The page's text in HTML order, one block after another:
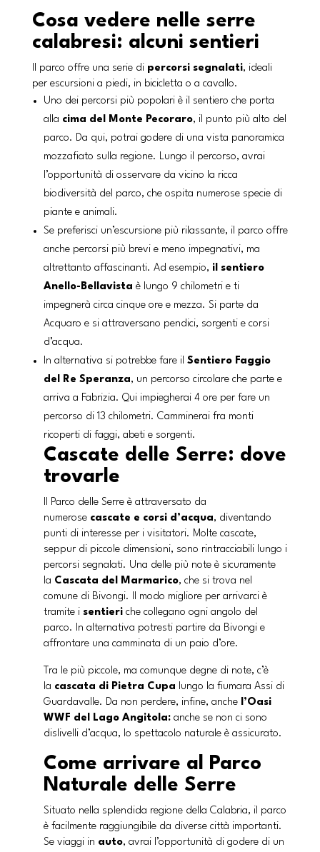
Cosa vedere nelle serre
calabresi: alcuni sentieri
Il parco offre una serie di percorsi segnalati, ideali
per escursioni a piedi, in bicicletta o a cavallo.
Uno dei percorsi più popolari è il sentiero che porta
alla cima del Monte Pecoraro, il punto più alto del
parco. Da qui, potrai godere di una vista panoramica
mozzafiato sulla regione. Lungo il percorso, avrai
l’opportunità di osservare da vicino la ricca
biodiversità del parco, che ospita numerose specie di
piante e animali.
Se preferisci un’escursione più rilassante, il parco offre
anche percorsi più brevi e meno impegnativi, ma
altrettanto affascinanti. Ad esempio, il sentiero
Anello-Bellavista è lungo 9 chilometri e ti
impegnerà circa cinque ore e mezza. Si parte da
Acquaro e si attraversano pendici, sorgenti e corsi
d’acqua.
In alternativa si potrebbe fare il Sentiero Faggio
del Re Speranza, un percorso circolare che parte e
arriva a Fabrizia. Qui impiegherai 4 ore per fare un
percorso di 13 chilometri. Camminerai fra monti
ricoperti di faggi, abeti e sorgenti.
Cascate delle Serre: dove
trovarle
Il Parco delle Serre è attraversato da
numerose cascate e corsi d’acqua, diventando
punti di interesse per i visitatori. Molte cascate,
seppur di piccole dimensioni, sono rintracciabili lungo i
percorsi segnalati. Una delle più note è sicuramente
la Cascata del Marmarico, che si trova nel
comune di Bivongi. Il modo migliore per arrivarci è
tramite i sentieriche collegano ogni angolo del
parco. In alternativa potresti partire da Bivongi e
affrontare una camminata di un paio d’ore.
Tra le più piccole, ma comunque degne di note, c’è
la cascata di Pietra Cupa lungo la fiumara Assi di
Guardavalle. Da non perdere, infine, anche l’Oasi
WWF del Lago Angitola:anche se non ci sono
dislivelli d’acqua, lo spettacolo naturale è assicurato.
Come arrivare al Parco
Naturale delle Serre
Situato nella splendida regione della Calabria, il parco
è facilmente raggiungibile da diverse città importanti.
Se viaggi in auto, avrai l’opportunità di godere di un